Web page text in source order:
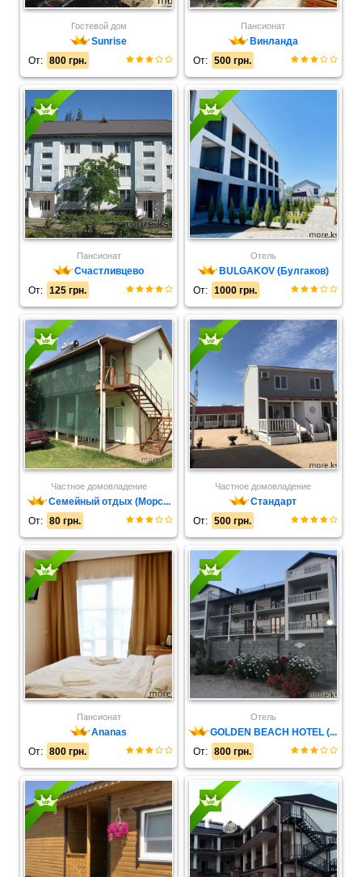
Гостевой дом
Sunrise
От:
800 грн.
Пансионат
Винланда
От:
500 грн.
Пансионат
Счастливцево
От:
125 грн.
Отель
BULGAKOV (Булгаков)
От:
1000 грн.
Частное домовладение
Семейный отдых (Морс...
От:
80 грн.
Частное домовладение
Стандарт
От:
500 грн.
Пансионат
Ananas
От:
800 грн.
Отель
GOLDEN BEACH HOTEL (...
От:
800 грн.